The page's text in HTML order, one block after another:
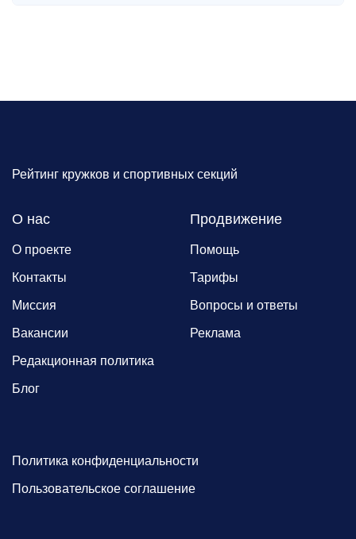
Рейтинг кружков и спортивных секций
О нас
О проекте
Контакты
Миссия
Вакансии
Редакционная политика
Блог
Продвижение
Помощь
Тарифы
Вопросы и ответы
Реклама
Политика конфиденциальности
Пользовательское соглашение